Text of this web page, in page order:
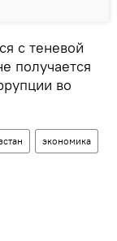
с теневой
получается
во
экономика